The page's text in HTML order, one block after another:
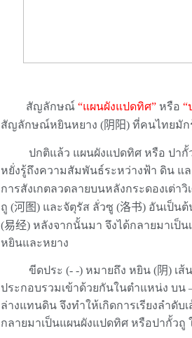
สัญลักษณ์ “แผนผังแปดทิศ” หรือ “
สัญลักษณ์หยินหยาง (阴阳) ที่คนไทยมัก
ปกติแล้ว แผนผังแปดทิศ หรือ ปากั้
หยั่งรู้ถึงความสัมพันธ์ระหว่างฟ้า ดิน
การสังเกตลวดลายบนหลังกระดองเต่าวิ
ถู (河图) และจัตุรัส ลั่วซู (洛书) อันเป็นต้
(易经) หลังจากนั้นมา จึงได้กลายมาเป็น
หยินและหยาง
ขีดประ (- -) หมายถึง หยิน (阴) เส้
ประกอบรวมเข้าด้วยกันในตำแหน่ง บ
ล่างแทนดิน จึงทำให้เกิดการเรียงลำดั
กลายมาเป็นแผนผังแปดทิศ หรือปากั้วถู